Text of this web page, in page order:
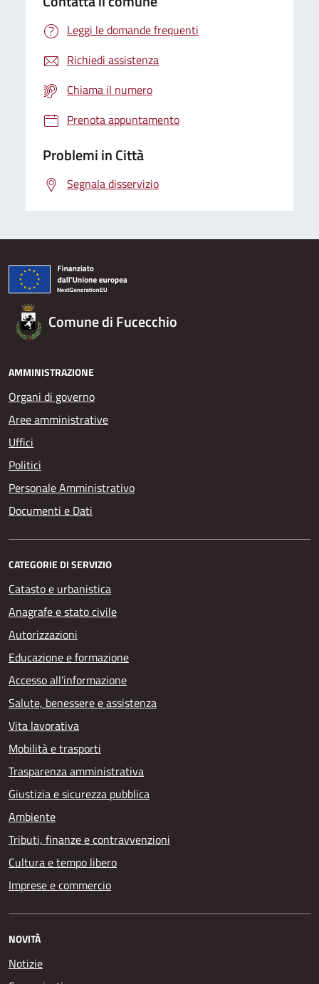
Leggi le domande frequenti
Richiedi assistenza
Chiama il numero
Prenota appuntamento
Problemi in Città
Segnala disservizio
Comune di Fucecchio
AMMINISTRAZIONE
Organi di governo
Aree amministrative
Uffici
Politici
Personale Amministrativo
Documenti e Dati
CATEGORIE DI SERVIZIO
Catasto e urbanistica
Anagrafe e stato civile
Autorizzazioni
Educazione e formazione
Accesso all'informazione
Salute, benessere e assistenza
Vita lavorativa
Mobilità e trasporti
Trasparenza amministrativa
Giustizia e sicurezza pubblica
Ambiente
Tributi, finanze e contravvenzioni
Cultura e tempo libero
Imprese e commercio
NOVITÀ
Notizie